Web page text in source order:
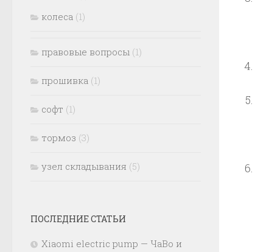
колеса (1)
правовые вопросы (1)
прошивка (1)
софт (1)
тормоз (3)
узел складывания (5)
ПОСЛЕДНИЕ СТАТЬИ
Xiaomi electric pump — ЧаВо и